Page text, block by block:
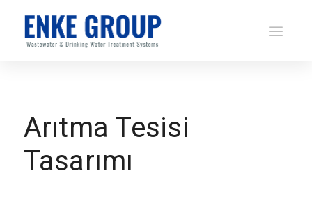
Arıtma Tesisi
Tasarımı